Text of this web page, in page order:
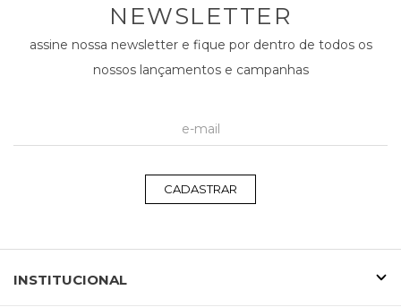
NEWSLETTER
assine nossa newsletter e fique por dentro de todos os
nossos lançamentos e campanhas
CADASTRAR
INSTITUCIONAL